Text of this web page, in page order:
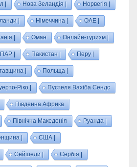
| Нова Зеландія | Норвегія |
| Німеччина | ОАЕ |
| Оман Онлайн-туризм |
ПАР | Пакистан | Перу |
| Польща |
Ріко | Пустеля Вахіба Сендс
Південна Африка
Північна Македонія Руанда |
| США |
Сейшели | Сербія |